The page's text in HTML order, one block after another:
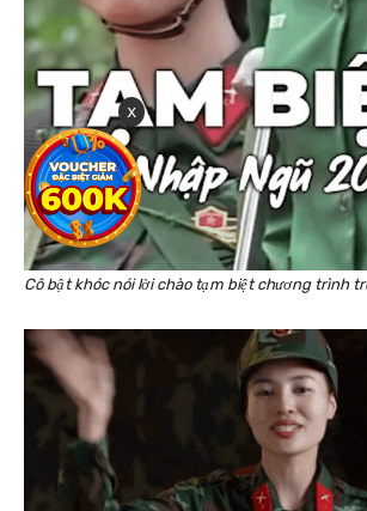
Cô bật khóc nói lời chào tạm biệt chương trình
x